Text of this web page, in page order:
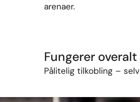
arenaer.
Fungerer overalt
Pålitelig tilkobling – selv